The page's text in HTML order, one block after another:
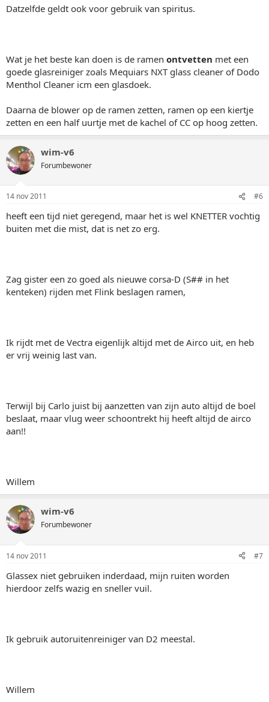
Datzelfde geldt ook voor gebruik van spiritus.
Wat je het beste kan doen is de ramen ontvetten met een
goede glasreiniger zoals Mequiars NXT glass cleaner of Dodo
Menthol Cleaner icm een glasdoek.
Daarna de blower op de ramen zetten, ramen op een kiertje
zetten en een half uurtje met de kachel of CC op hoog zetten.
wim-v6
Forumbewoner
14 nov 2011 #6
heeft een tijd niet geregend, maar het is wel KNETTER vochtig
buiten met die mist, dat is net zo erg.
Zag gister een zo goed als nieuwe corsa-D (S## in het
kenteken) rijden met Flink beslagen ramen,
Ik rijdt met de Vectra eigenlijk altijd met de Airco uit, en heb
er vrij weinig last van.
Terwijl bij Carlo juist bij aanzetten van zijn auto altijd de boel
beslaat, maar vlug weer schoontrekt hij heeft altijd de airco
aan!!
Willem
wim-v6
Forumbewoner
14 nov 2011 #7
Glassex niet gebruiken inderdaad, mijn ruiten worden
hierdoor zelfs wazig en sneller vuil.
Ik gebruik autoruitenreiniger van D2 meestal.
Willem